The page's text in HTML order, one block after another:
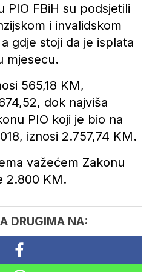
PIO FBiH su podsjetili
i invalidskom
gdje stoji da je isplata
mjesecu.
565,18 KM,
dok najviša
PIO koji je bio na
iznosi 2.757,74 KM.
važećem Zakonu
2.800 KM.
DRUGIMA NA: